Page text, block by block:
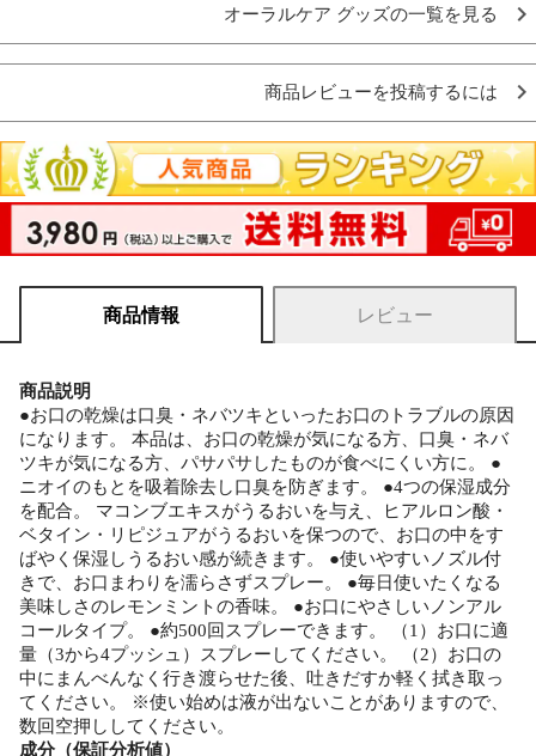
オーラルケア グッズの一覧を見る
商品レビューを投稿するには
商品情報 レビュー
商品説明
●お口の乾燥は口臭・ネバツキといったお口のトラブルの原因
になります。 本品は、お口の乾燥が気になる方、口臭・ネバ
ツキが気になる方、パサパサしたものが食べにくい方に。 ●
ニオイのもとを吸着除去し口臭を防ぎます。 ●4つの保湿成分
を配合。 マコンブエキスがうるおいを与え、ヒアルロン酸・
ベタイン・リピジュアがうるおいを保つので、お口の中をす
ばやく保湿しうるおい感が続きます。 ●使いやすいノズル付
きで、お口まわりを濡らさずスプレー。 ●毎日使いたくなる
美味しさのレモンミントの香味。 ●お口にやさしいノンアル
コールタイプ。 ●約500回スプレーできます。 （1）お口に適
量（3から4プッシュ）スプレーしてください。 （2）お口の
中にまんべんなく行き渡らせた後、吐きだすか軽く拭き取っ
てください。 ※使い始めは液が出ないことがありますので、
数回空押ししてください。
成分（保証分析値）